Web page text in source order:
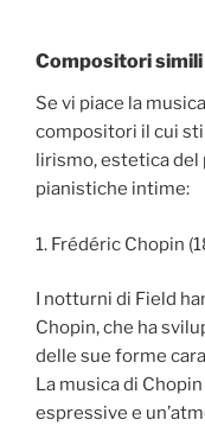
Compositori simili
Se vi piace la
compositori il cui
lirismo, estetica
pianistiche intime:
1. Frédéric Chopin
I notturni di Field
Chopin, che ha
delle sue forme
La musica di
espressive e